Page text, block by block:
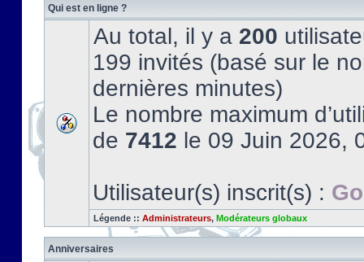
Qui est en ligne ?
Au total, il y a 200
199 invités (basé sur le
dernières minutes)
Le nombre maximum
de 7412 le 09 Juin 2026,
Utilisateur(s) inscrit(s) :
Légende :: Administrateurs, Modérateurs globaux
Anniversaires